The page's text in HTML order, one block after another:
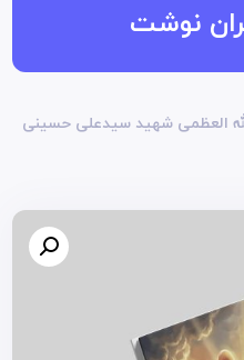
نوشت
العظمی شهید سیدعلی حسینی